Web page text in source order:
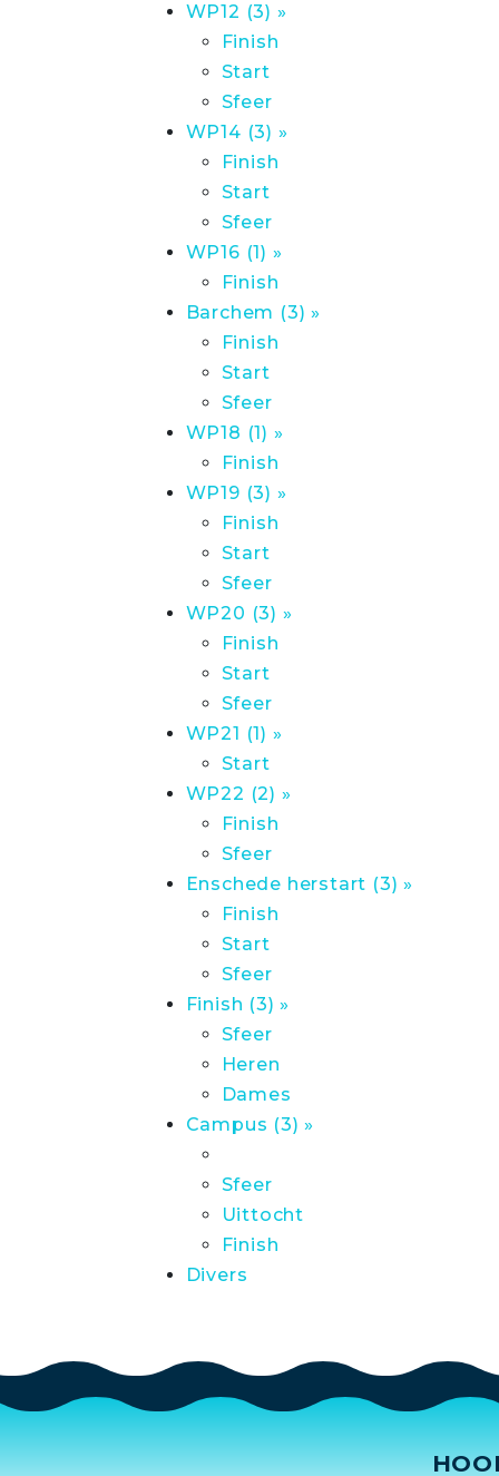
WP12 (3) »
Finish
Start
Sfeer
WP14 (3) »
Finish
Start
Sfeer
WP16 (1) »
Finish
Barchem (3) »
Finish
Start
Sfeer
WP18 (1) »
Finish
WP19 (3) »
Finish
Start
Sfeer
WP20 (3) »
Finish
Start
Sfeer
WP21 (1) »
Start
WP22 (2) »
Finish
Sfeer
Enschede herstart (3) »
Finish
Start
Sfeer
Finish (3) »
Sfeer
Heren
Dames
Campus (3) »
Sfeer
Uittocht
Finish
Divers